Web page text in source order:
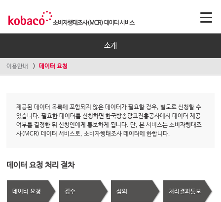
소개
이용안내 데이터 요청
제공된 데이터 목록에 포함되지 않은 데이터가 필요할 경우, 별도로 신청할 수
있습니다. 필요한 데이터를 신청하면 한국방송광고진흥공사에서 데이터 제공
여부를 결정한 뒤 신청인에게 통보하게 됩니다. 단, 본 서비스는 소비자행태조
사(MCR) 데이터 서비스로, 소비자행태조사 데이터에 한합니다.
데이터 요청 처리 절차
데이터 요청 접수 심의 처리결과통보